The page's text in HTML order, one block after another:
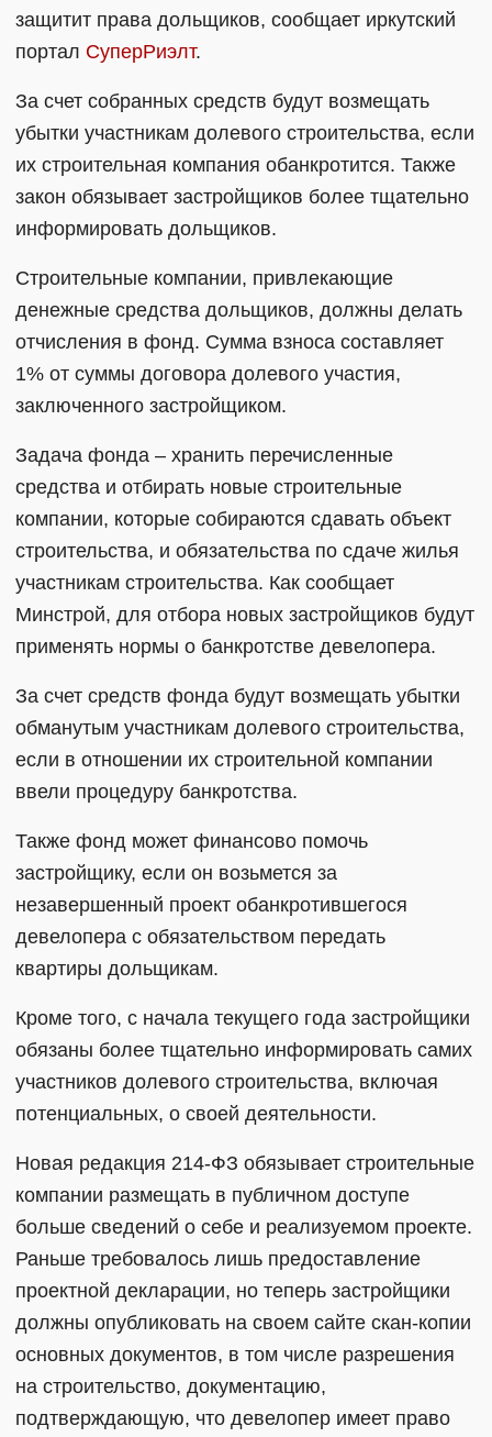
защитит права дольщиков, сообщает иркутский
портал СуперРиэлт.
За счет собранных средств будут возмещать
убытки участникам долевого строительства, если
их строительная компания обанкротится. Также
закон обязывает застройщиков более тщательно
информировать дольщиков.
Строительные компании, привлекающие
денежные средства дольщиков, должны делать
отчисления в фонд. Сумма взноса составляет
1% от суммы договора долевого участия,
заключенного застройщиком.
Задача фонда – хранить перечисленные
средства и отбирать новые строительные
компании, которые собираются сдавать объект
строительства, и обязательства по сдаче жилья
участникам строительства. Как сообщает
Минстрой, для отбора новых застройщиков будут
применять нормы о банкротстве девелопера.
За счет средств фонда будут возмещать убытки
обманутым участникам долевого строительства,
если в отношении их строительной компании
ввели процедуру банкротства.
Также фонд может финансово помочь
застройщику, если он возьмется за
незавершенный проект обанкротившегося
девелопера с обязательством передать
квартиры дольщикам.
Кроме того, с начала текущего года застройщики
обязаны более тщательно информировать самих
участников долевого строительства, включая
потенциальных, о своей деятельности.
Новая редакция 214-ФЗ обязывает строительные
компании размещать в публичном доступе
больше сведений о себе и реализуемом проекте.
Раньше требовалось лишь предоставление
проектной декларации, но теперь застройщики
должны опубликовать на своем сайте скан-копии
основных документов, в том числе разрешения
на строительство, документацию,
подтверждающую, что девелопер имеет право